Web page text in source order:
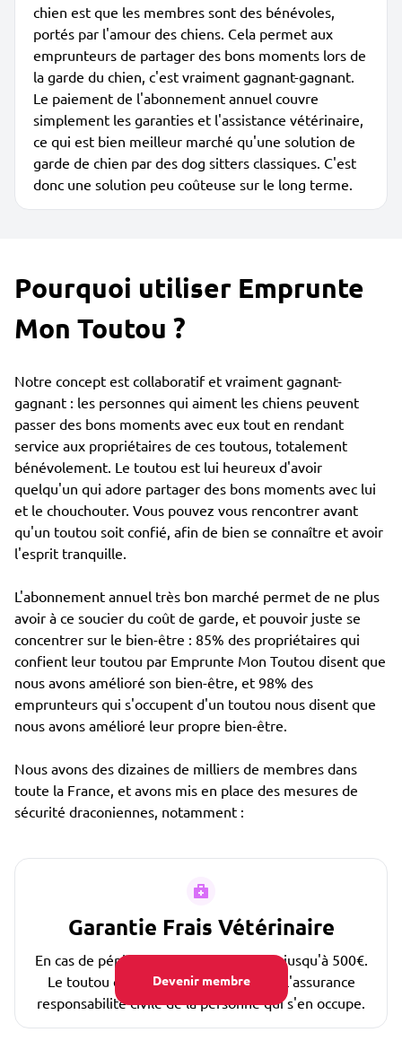
Devenir membre
chien est que les membres sont des bénévoles,
portés par l'amour des chiens. Cela permet aux
emprunteurs de partager des bons moments lors de
la garde du chien, c'est vraiment gagnant-gagnant.
Le paiement de l'abonnement annuel couvre
simplement les garanties et l'assistance vétérinaire,
ce qui est bien meilleur marché qu'une solution de
garde de chien par des dog sitters classiques. C'est
donc une solution peu coûteuse sur le long terme.
Pourquoi utiliser Emprunte
Mon Toutou ?
Notre concept est collaboratif et vraiment gagnant-
gagnant : les personnes qui aiment les chiens peuvent
passer des bons moments avec eux tout en rendant
service aux propriétaires de ces toutous, totalement
bénévolement. Le toutou est lui heureux d'avoir
quelqu'un qui adore partager des bons moments avec lui
et le chouchouter. Vous pouvez vous rencontrer avant
qu'un toutou soit confié, afin de bien se connaître et avoir
l'esprit tranquille.
L'abonnement annuel très bon marché permet de ne plus
avoir à ce soucier du coût de garde, et pouvoir juste se
concentrer sur le bien-être : 85% des propriétaires qui
confient leur toutou par Emprunte Mon Toutou disent que
nous avons amélioré son bien-être, et 98% des
emprunteurs qui s'occupent d'un toutou nous disent que
nous avons amélioré leur propre bien-être.
Nous avons des dizaines de milliers de membres dans
toute la France, et avons mis en place des mesures de
sécurité draconiennes, notamment :
Garantie Frais Vétérinaire
En cas de pépin, les frais sont couverts jusqu'à 500€.
Le toutou est également couvert par l'assurance
responsabilité civile de la personne qui s'en occupe.